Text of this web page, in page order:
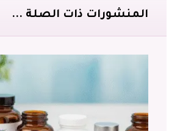
المنشورات ذات الصلة ...